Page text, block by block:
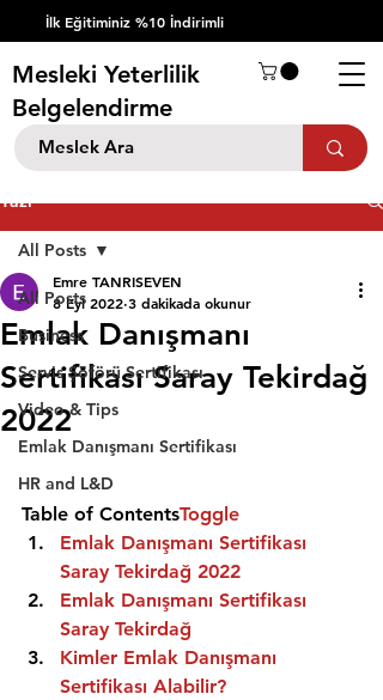
İlk Eğitiminiz %10 İndirimli
Mesleki Yeterlilik
Belgelendirme
Yazı
All Posts
Business
Servis Şöförü Sertifikası
Video & Tips
Emlak Danışmanı Sertifikası
HR and L&D
All Posts
Emlak Danışmanı
Sertifikası Saray Tekirdağ
2022
Emre TANRISEVEN
8 Eyl 2022 3 dakikada okunur
Table of ContentsToggle
Emlak Danışmanı Sertifikası
Saray Tekirdağ 2022
Emlak Danışmanı Sertifikası
Saray Tekirdağ
Kimler Emlak Danışmanı
Sertifikası Alabilir?